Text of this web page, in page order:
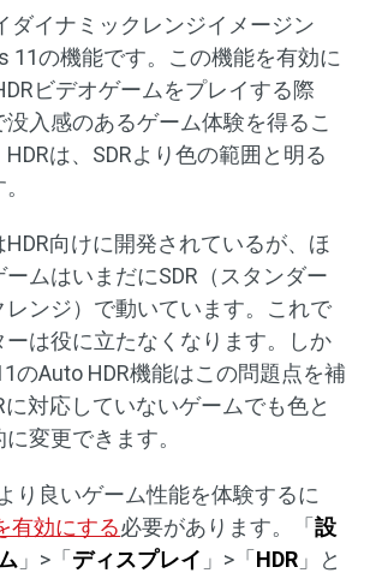
ダイナミックレンジイメージン
11の機能です。この機能を有効に
ビデオゲームをプレイする際
入感のあるゲーム体験を得るこ
は、SDRより色の範囲と明る
向けに開発されているが、ほ
ムはいまだにSDR（スタンダー
レンジ）で動いています。これで
ーは役に立たなくなります。しか
のAuto HDR機能はこの問題点を補
に対応していないゲームでも色と
変更できます。
り良いゲーム性能を体験するに
有効にする必要があります。「 設
」>「 ディスプレイ 」>「 HDR 」と